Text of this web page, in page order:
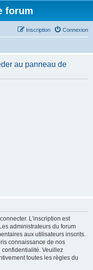
forum
Connexion
Inscription
au panneau de
L’inscription est
administrateurs du forum
aux utilisateurs inscrits.
connaissance de nos
confidentialité. Veuillez
toutes les règles du